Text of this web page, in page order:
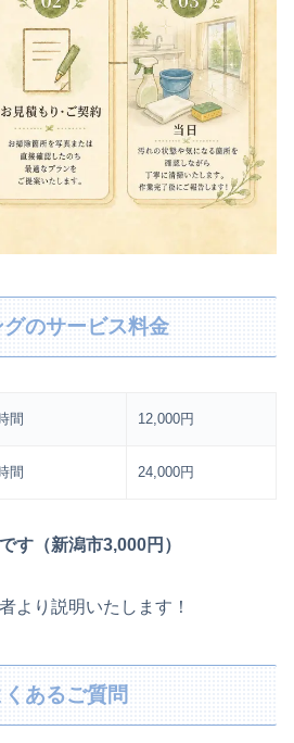
のサービス料金
間 12,000円
間 24,000円
す（新潟市3,000円）
より説明いたします！
あるご質問